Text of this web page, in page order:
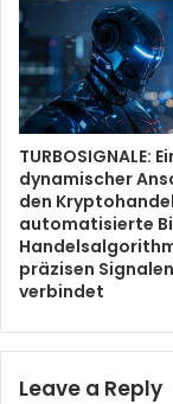
TURBOSIGNALE:
dynamischer
den
automatisierte
präzisen Signalen
verbindet
Leave a Reply